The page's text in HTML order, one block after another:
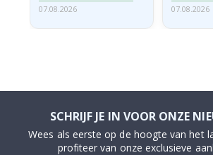
07.08.2026
07.08.2026
SCHRIJF JE IN VOOR ONZE
Wees als eerste op de hoogte van het
profiteer van onze exclusieve